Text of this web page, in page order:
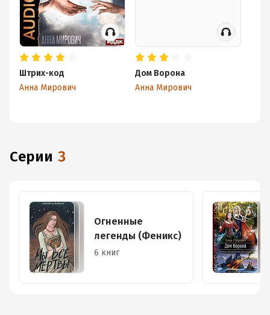
Штрих-код
Анна Мирович
Дом Ворона
Анна Мирович
Серии 3
Огненные
легенды (Феникс)
6 книг